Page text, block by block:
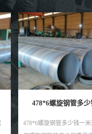
根
529*8螺旋钢管
529*8螺旋钢管多少